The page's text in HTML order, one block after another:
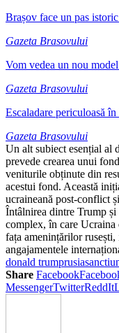
Brașov face un pas
Gazeta Brasovului
Vom vedea un nou
Gazeta Brasovului
Escaladare periculoasă
Gazeta Brasovului
Un alt subiect esențial al
prevede crearea unui
veniturile obținute din
acestui fond. Această
ucraineană post-conflict
Întâlnirea dintre Trump
complex, în care Ucraina
fața amenințărilor
angajamentele
donald trumprusia
Share Facebook
MessengerTwitterReddIt